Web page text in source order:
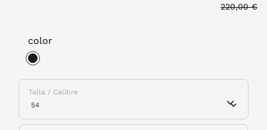
Price
220,00 €
color
Talla / Calibre